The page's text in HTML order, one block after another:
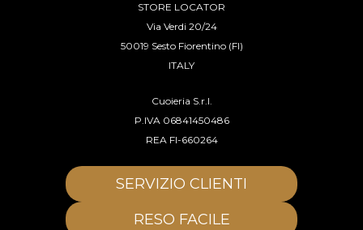
STORE LOCATOR
Via Verdi 20/24
50019 Sesto Fiorentino (FI)
ITALY
Cuoieria S.r.l.
P.IVA 06841450486
REA FI-660264
SERVIZIO CLIENTI
RESO FACILE